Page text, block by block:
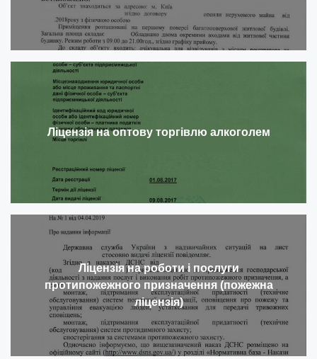
Ліцензія на оптову торгівлю алкоголем
Ліцензія на роботи і послуги
протипожежного призначення (пожежна
ліцензія)